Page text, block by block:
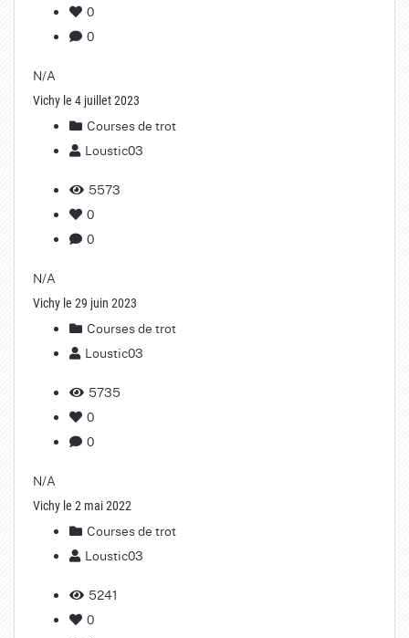
0
0
N/A
Vichy le 4 juillet 2023
Courses de trot
Loustic03
5573
0
0
N/A
Vichy le 29 juin 2023
Courses de trot
Loustic03
5735
0
0
N/A
Vichy le 2 mai 2022
Courses de trot
Loustic03
5241
0